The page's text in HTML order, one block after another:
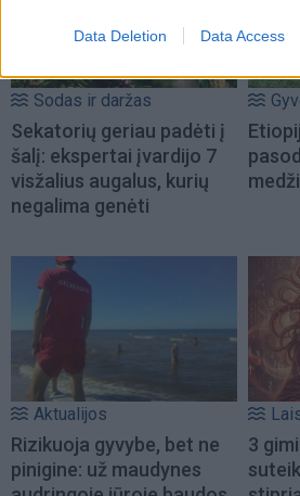
Data Deletion Data Access
Sodas ir daržas
Sekatorių geriau padėti į
šalį: ekspertai įvardijo 7
visžalius augalus, kurių
negalima genėti
Aktualijos
Rizikuoja gyvybe, bet ne
pinigine: už maudynes
3